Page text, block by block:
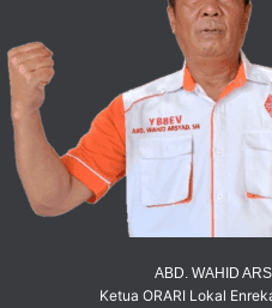
ABD. WAHID
Ketua ORARI Lokal